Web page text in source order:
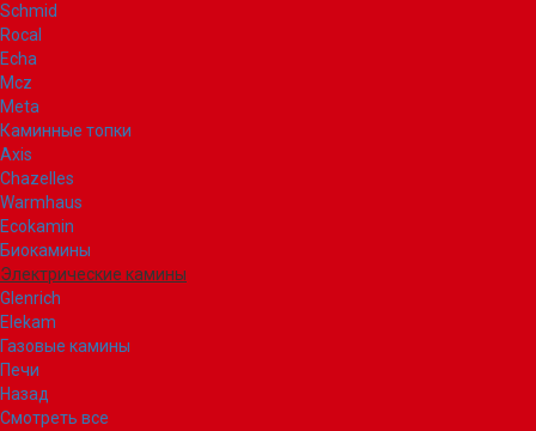
Schmid
Rocal
Echa
Mcz
Meta
Каминные топки
Axis
Chazelles
Warmhaus
Ecokamin
Биокамины
Электрические камины
Glenrich
Elekam
Газовые камины
Печи
Назад
Смотреть все